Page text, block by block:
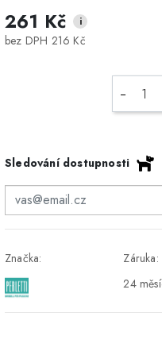
DPD Home - doručenie
na adresu
Pickup
1-
261 Kč i
bez DPH 216 Kč
−
Sledování dostupnosti
Značka:
Záruka:
24